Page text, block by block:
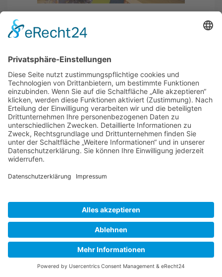
Am Möllerstift
22
Telefon: 0521
info(at)lebenshilfe-
Impressum Cookie-Einstellungen
© Lebenshilfe e.V. Bielefeld 2026